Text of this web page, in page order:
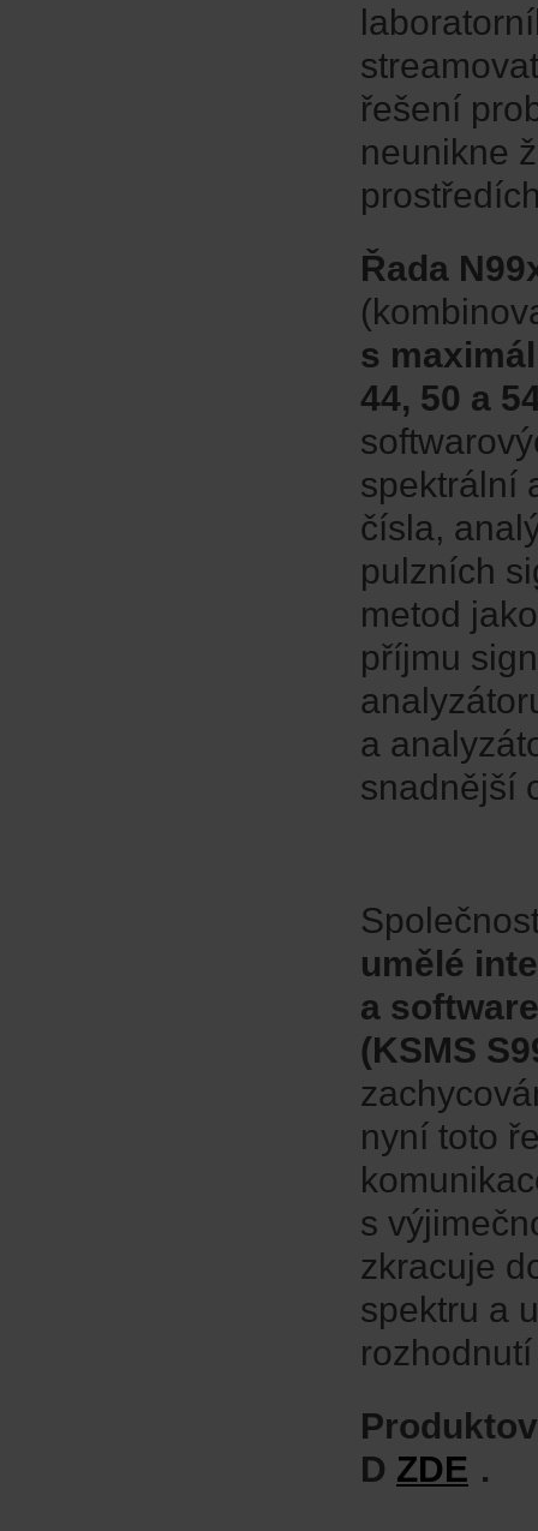
řešení
neunikne
Řada
s
44, 50 a
spektrální
čísla,
pulzních
metod
příjmu
a
snadnější
umělé
a
(KSMS
nyní toto
s
zkracuje
spektru a
D ZDE .